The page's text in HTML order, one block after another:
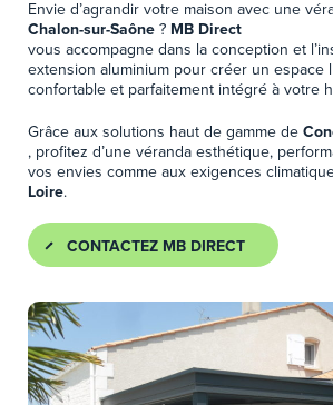
Envie d’agrandir votre maison avec une
Chalon-sur-Saône ? MB Direct
vous accompagne dans la conception et
extension aluminium pour créer un espace
confortable et parfaitement intégré à votre
Grâce aux solutions haut de gamme de
, profitez d’une véranda esthétique,
vos envies comme aux exigences
Loire.
CONTACTEZ MB DIRECT